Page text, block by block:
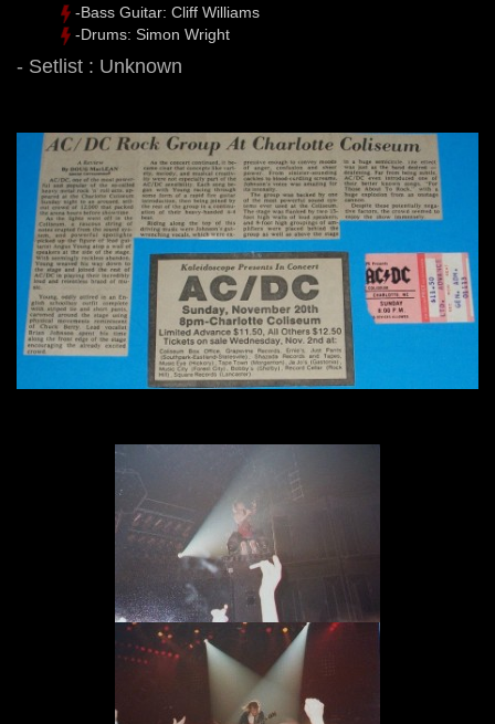
-Bass Guitar: Cliff Williams
-Drums: Simon Wright
- Setlist : Unknown